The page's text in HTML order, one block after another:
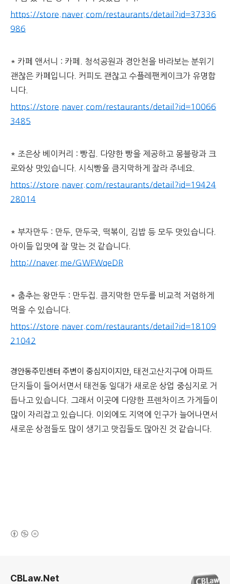
https://store.naver.com/restaurants/detail?id=37336
986
* 카페 앤서니 : 카페. 청석공원과 경안천을 바라보는 분위기
괜찮은 카페입니다. 커피도 괜찮고 수플레팬케이크가 유명합
니다.
https://store.naver.com/restaurants/detail?id=10066
3485
* 조은상 베이커리 : 빵집. 다양한 빵을 제공하고 몽블랑과 크
로와상 맛있습니다. 시식빵을 큼지막하게 잘라 주네요.
https://store.naver.com/restaurants/detail?id=19424
28014
* 부자만두 : 만두, 만두국, 떡볶이, 김밥 등 모두 맛있습니다.
아이들 입맛에 잘 맞는 것 같습니다.
http://naver.me/GWFWqeDR
* 춤추는 왕만두 : 만두집. 큼지막한 만두를 비교적 저렴하게
먹을 수 있습니다.
https://store.naver.com/restaurants/detail?id=18109
21042
경안동주민센터 주변이 중심지이지만, 태전고산지구에 아파트
단지들이 들어서면서 태전동 일대가 새로운 상업 중심지로 거
듭나고 있습니다. 그래서 이곳에 다양한 프렌차이즈 가게들이
많이 자리잡고 있습니다. 이외에도 지역에 인구가 늘어나면서
새로운 상점들도 많이 생기고 맛집들도 많아진 것 같습니다.
CBLaw.Net